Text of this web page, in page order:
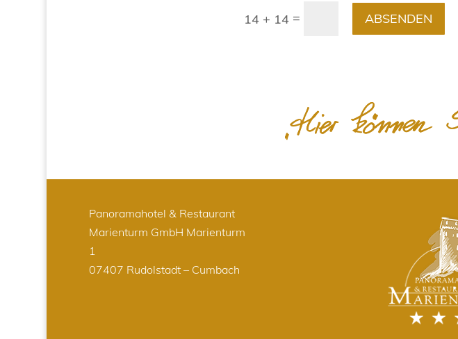
14 + 14 = ABSENDEN
Panoramahotel & Restaurant
Marienturm GmbH Marienturm
1
07407 Rudolstadt – Cumbach